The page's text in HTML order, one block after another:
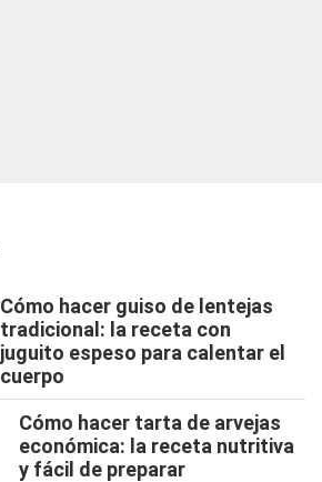
Cómo hacer guiso de lentejas
tradicional: la receta con
juguito espeso para calentar el
cuerpo
Cómo hacer tarta de arvejas
económica: la receta nutritiva
y fácil de preparar